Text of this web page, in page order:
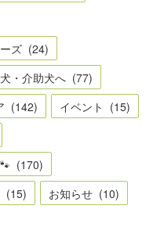
ズ (24)
・介助犬へ (77)
(142) イベント (15)
(170)
(15) お知らせ (10)